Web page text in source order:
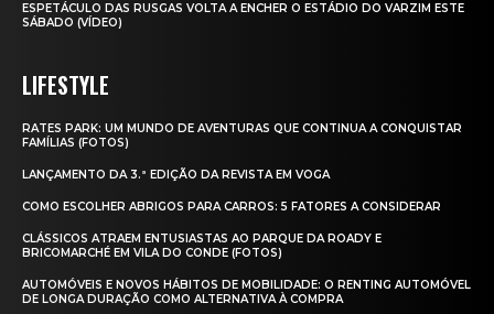
ESPETÁCULO DAS RUSGAS VOLTA A ENCHER O ESTÁDIO DO VARZIM ESTE
SÁBADO (VÍDEO)
LIFESTYLE
RATES PARK: UM MUNDO DE AVENTURAS QUE CONTINUA A CONQUISTAR
FAMÍLIAS (FOTOS)
LANÇAMENTO DA 3.ª EDIÇÃO DA REVISTA EM VOGA
COMO ESCOLHER ABRIGOS PARA CARROS: 5 FATORES A CONSIDERAR
CLÁSSICOS ATRAEM ENTUSIASTAS AO PARQUE DA ROADY E
BRICOMARCHÉ EM VILA DO CONDE (FOTOS)
AUTOMÓVEIS E NOVOS HÁBITOS DE MOBILIDADE: O RENTING AUTOMÓVEL
DE LONGA DURAÇÃO COMO ALTERNATIVA À COMPRA